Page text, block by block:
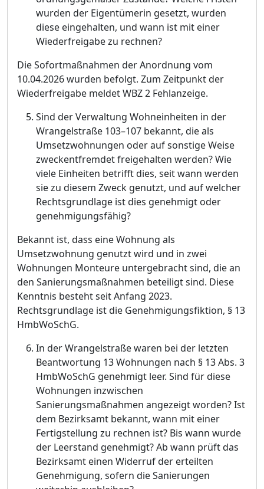
wurden der Eigentümerin gesetzt, wurden
diese eingehalten, und wann ist mit einer
Wiederfreigabe zu rechnen?
Die Sofortmaßnahmen der Anordnung vom
10.04.2026 wurden befolgt. Zum Zeitpunkt der
Wiederfreigabe meldet WBZ 2 Fehlanzeige.
Sind der Verwaltung Wohneinheiten in der
Wrangelstraße 103–107 bekannt, die als
Umsetzwohnungen oder auf sonstige Weise
zweckentfremdet freigehalten werden? Wie
viele Einheiten betrifft dies, seit wann werden
sie zu diesem Zweck genutzt, und auf welcher
Rechtsgrundlage ist dies genehmigt oder
genehmigungsfähig?
Bekannt ist, dass eine Wohnung als
Umsetzwohnung genutzt wird und in zwei
Wohnungen Monteure untergebracht sind, die an
den Sanierungsmaßnahmen beteiligt sind. Diese
Kenntnis besteht seit Anfang 2023.
Rechtsgrundlage ist die Genehmigungsfiktion, § 13
HmbWoSchG.
In der Wrangelstraße waren bei der letzten
Beantwortung 13 Wohnungen nach § 13 Abs. 3
HmbWoSchG genehmigt leer. Sind für diese
Wohnungen inzwischen
Sanierungsmaßnahmen angezeigt worden? Ist
dem Bezirksamt bekannt, wann mit einer
Fertigstellung zu rechnen ist? Bis wann wurde
der Leerstand genehmigt? Ab wann prüft das
Bezirksamt einen Widerruf der erteilten
Genehmigung, sofern die Sanierungen